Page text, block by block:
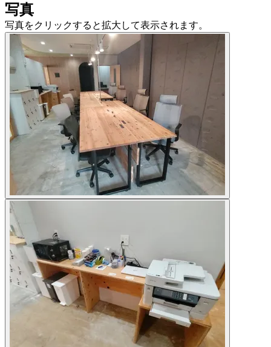
写真
写真をクリックすると拡大して表示されます。